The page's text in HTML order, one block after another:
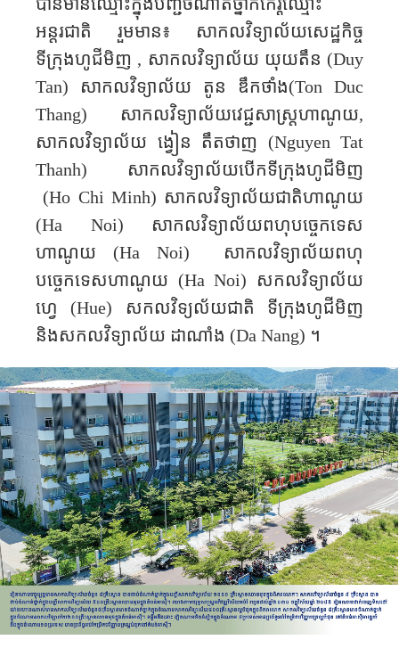
អន្តរជាតិ រួមមាន៖ សាកលវិទ្យាល័យសេដ្ឋកិច្ច
ទីក្រុងហូជីមិញ , សាកលវិទ្យា​ល័យ​ យុយតឹន​ (Duy
Tan) សាកលវិទ្យាល័យ តូន​ ឌឹក​ថាំង(Ton Duc
Thang) សាកលវិទ្យាល័យវេជ្ជសាស្ត្រហាណូយ,
សាកលវិទ្យាល័យ ​ង្វៀន​​ តឹត​ថាញ (Nguyen Tat
Thanh)
សាកលវិទ្យាល័យបើក​ទីក្រុង​ហូជីមិញ
(Ho Chi Minh) សាកលវិទ្យាល័យជាតិហាណូយ
(Ha Noi) សាកលវិទ្យាល័យពហុបច្ចេកទេស
ហាណូយ (Ha Noi) សាកលវិទ្យាល័យពហុ
បច្ចេកទេសហាណូយ (Ha Noi) សកលវិទ្យាល័យ
ហ្វេ (Hue)
សកលវិទ្យល័យ​ជាតិ ទីក្រុង​ហូជីមិញ
និង​សកលវិទ្យាល័យ​ ដាណាំង (Da Nang) ។